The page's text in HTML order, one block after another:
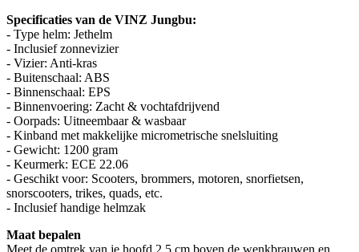
Specificaties van de VINZ Jungbu:
- Type helm: Jethelm
- Inclusief zonnevizier
- Vizier: Anti-kras
- Buitenschaal: ABS
- Binnenschaal: EPS
- Binnenvoering: Zacht & vochtafdrijvend
- Oorpads: Uitneembaar & wasbaar
- Kinband met makkelijke micrometrische snelsluiting
- Gewicht: 1200 gram
- Keurmerk: ECE 22.06
- Geschikt voor: Scooters, brommers, motoren, snorfietsen,
snorscooters, trikes, quads, etc.
- Inclusief handige helmzak
Maat bepalen
Meet de omtrek van je hoofd 2,5 cm boven de wenkbrauwen en